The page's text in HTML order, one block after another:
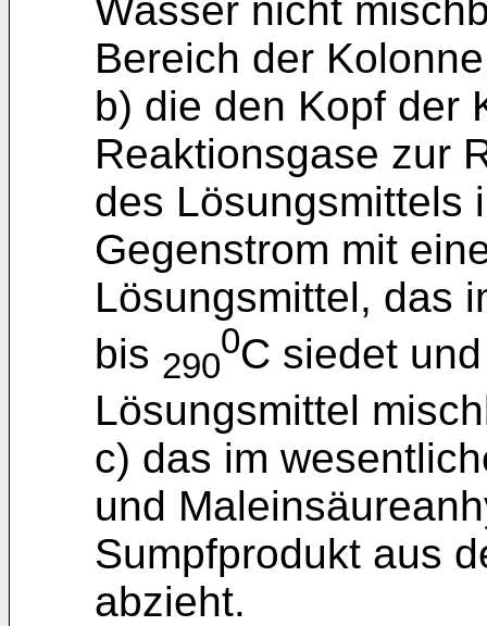
Wasser nicht
Bereich der
b) die den Kopf der
Reaktionsgase zur
des Lösungsmittels
Gegenstrom mit
Lösungsmittel, das
bis 290
0C siedet
Lösungsmittel
c) das im
und
Sumpfprodukt aus
abzieht.